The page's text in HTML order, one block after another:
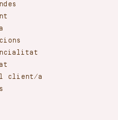
client/a